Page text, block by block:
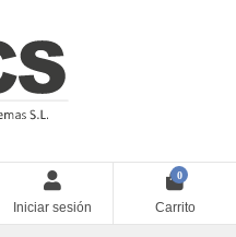
Iniciar sesión
0
Carrito